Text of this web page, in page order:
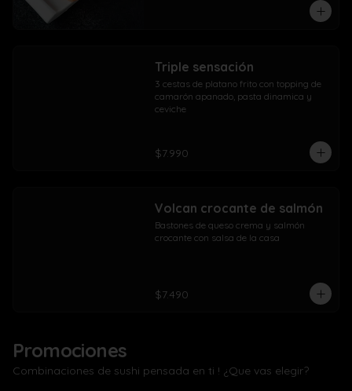
Triple sensación
3 cestas de platano frito con topping de
camarón apanado, pasta dinamica y
ceviche
$7.990
Volcan crocante de salmón
Bastones de queso crema y salmón
crocante con salsa de la casa
$7.490
Promociones
Combinaciones de sushi pensada en ti ! ¿Que vas elegir?